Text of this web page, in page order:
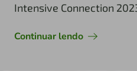
Intensive Connection
Continuar lendo